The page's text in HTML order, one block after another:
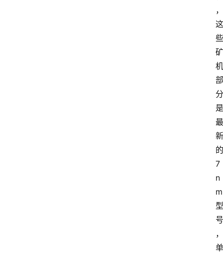
，
这
些
矿
机
部
分
是
最
新
的
7
n
m
型
号
，
单